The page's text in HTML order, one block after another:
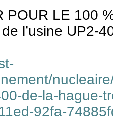
POUR LE 100
l’usine UP2-
de-la-hague-
92fa-